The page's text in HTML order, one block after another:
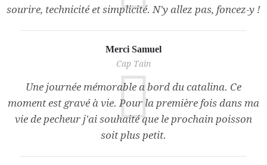
sourire, technicité et simplicité. N'y allez pas, foncez-y !
Merci Samuel
Cap Tain
Une journée mémorable a bord du catalina. Ce
moment est gravé à vie. Pour la première fois dans ma
vie de pecheur j'ai souhaité que le prochain poisson
soit plus petit.